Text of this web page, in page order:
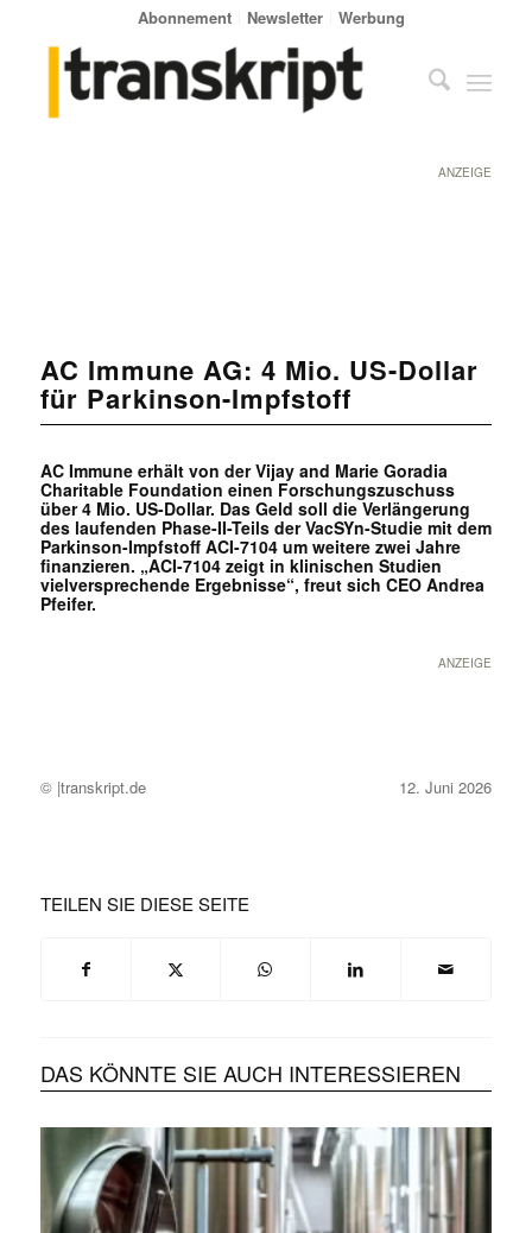
Abonnement Newsletter Werbung
ANZEIGE
AC Immune AG: 4 Mio. US-Dollar
für Parkinson-Impfstoff
AC Immune erhält von der Vijay and Marie Goradia
Charitable Foundation einen Forschungszuschuss
über 4 Mio. US-Dollar. Das Geld soll die Verlängerung
des laufenden Phase-II-Teils der VacSYn-Studie mit dem
Parkinson-Impfstoff ACI-7104 um weitere zwei Jahre
finanzieren. „ACI-7104 zeigt in klinischen Studien
vielversprechende Ergebnisse“, freut sich CEO Andrea
Pfeifer.
ANZEIGE
© |transkript.de 12. Juni 2026
TEILEN SIE DIESE SEITE
DAS KÖNNTE SIE AUCH INTERESSIEREN